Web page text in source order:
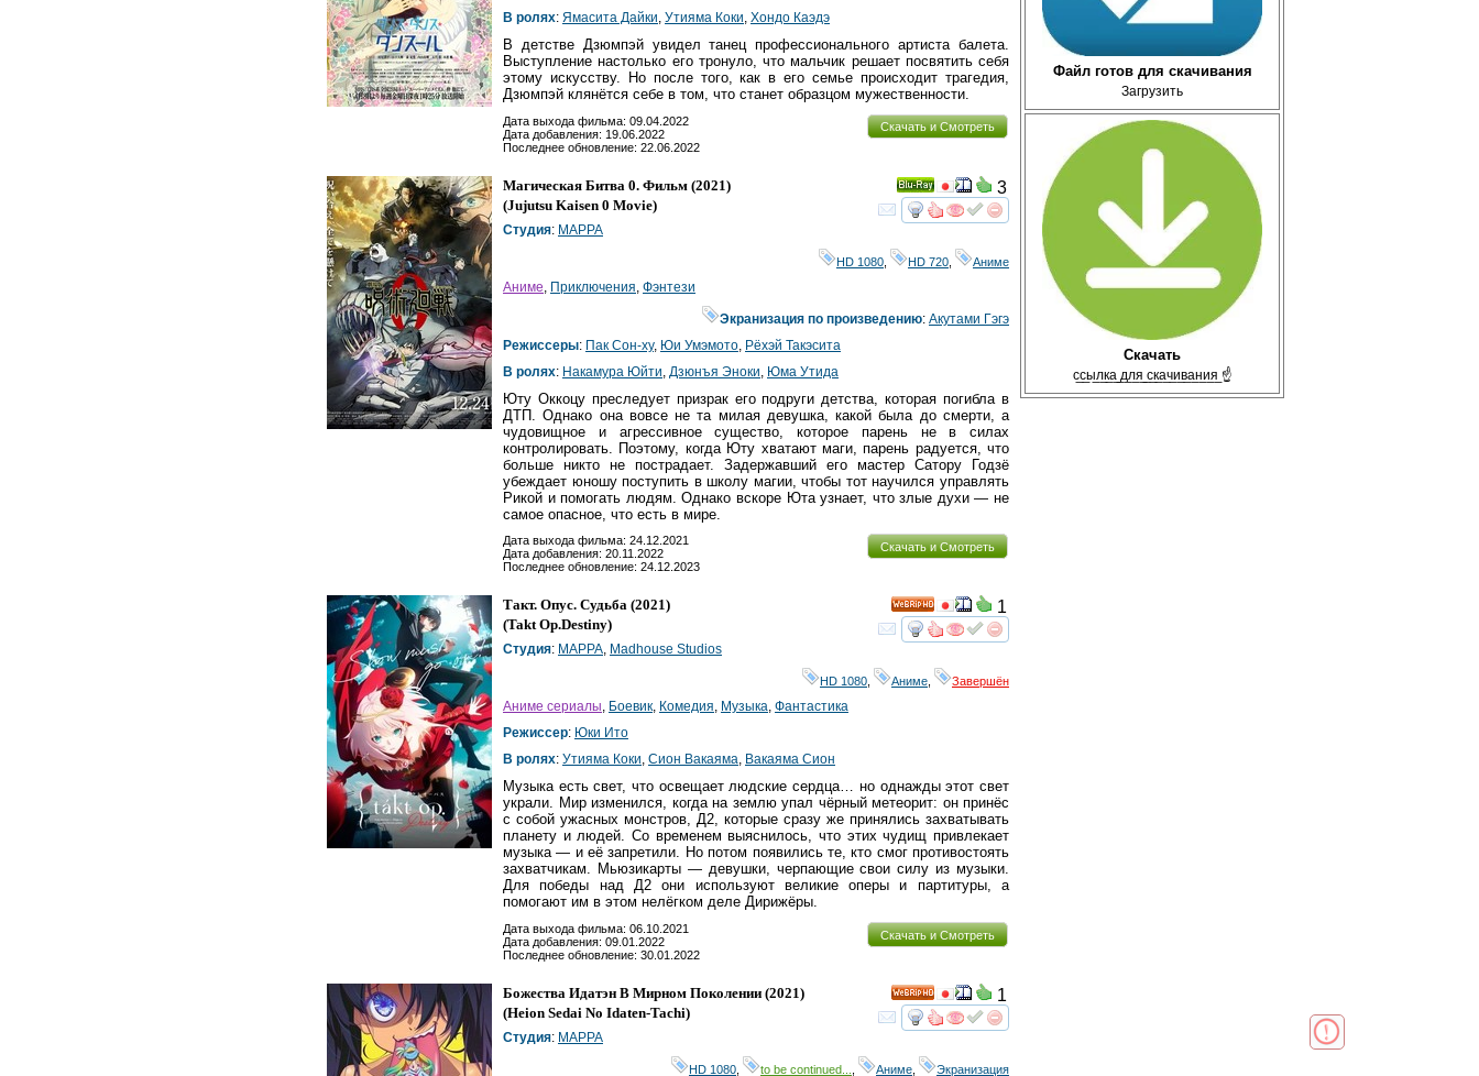
Файл готов для скачивания
Загрузить
Скачать
с̲с̲ы̲л̲к̲а̲ ̲д̲л̲я̲ ̲с̲к̲а̲ч̲и̲в̲а̲н̲и̲я̲ ☝
В ролях: Ямасита Дайки, Утияма Коки, Хондо Каэдэ
В детстве Дзюмпэй увидел танец профессионального артиста балета.
Выступление настолько его тронуло, что мальчик решает посвятить себя
этому искусству. Но после того, как в его семье происходит трагедия,
Дзюмпэй клянётся себе в том, что станет образцом мужественности.
Скачать и Смотреть
Дата выхода фильма: 09.04.2022
Дата добавления: 19.06.2022
Последнее обновление: 22.06.2022
смотретьинтересует
Ray
3
Магическая Битва 0. Фильм (2021)
(Jujutsu Kaisen 0 Movie)
Студия: MAPPA
HD 1080 HD 720 Аниме
Аниме Приключения Фэнтези
Экранизация по произведению: Акутами Гэгэ
Режиссеры: Пак Сон-ху, Юи Умэмото Рёхэй Такэсита
В ролях: Накамура Юйти Дзюнъя Эноки Юма Утида
Юту Оккоцу преследует призрак его подруги детства, которая погибла в
ДТП. Однако она вовсе не та милая девушка, какой была до смерти, а
чудовищное и агрессивное существо, которое парень не в силах
контролировать. Поэтому, когда Юту хватают маги, парень радуется, что
больше никто не пострадает. Задержавший его мастер Сатору Годзё
убеждает юношу поступить в школу магии, чтобы тот научился управлять
Рикой и помогать людям. Однако вскоре Юта узнает, что злые духи — не
самое опасное, что есть в мире.
Скачать и Смотреть
Дата выхода фильма: 24.12.2021
Дата добавления: 20.11.2022
Последнее обновление: 24.12.2023
смотретьинтересует
HD
1
Такт. Опус. Судьба (2021)
(Takt Op.Destiny)
Студия: MAPPA, Madhouse Studios
HD 1080, Аниме, Завершён
Аниме сериалы, Боевик, Комедия, Музыка, Фантастика
Режиссер: Юки Ито
В ролях: Утияма Коки, Сион Вакаяма, Вакаяма Сион
Музыка есть свет, что освещает людские сердца… но однажды этот свет
украли. Мир изменился, когда на землю упал чёрный метеорит: он принёс
с собой ужасных монстров, Д2, которые сразу же принялись захватывать
планету и людей. Со временем выяснилось, что этих чудищ привлекает
музыка — и её запретили. Но потом появились те, кто смог противостоять
захватчикам. Мьюзикарты — девушки, черпающие свои силу из музыки.
Для победы над Д2 они используют великие оперы и партитуры, а
помогают им в этом нелёгком деле Дирижёры.
Скачать и Смотреть
Дата выхода фильма: 06.10.2021
Дата добавления: 09.01.2022
Последнее обновление: 30.01.2022
смотретьинтересует
HD
1
Божества Идатэн В Мирном Поколении (2021)
(Heion Sedai No Idaten-Tachi)
Студия: MAPPA
HD 1080 to be continued... Аниме Экранизация